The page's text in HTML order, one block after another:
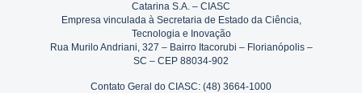
Catarina S.A. – CIASC
Empresa vinculada à Secretaria de Estado da Ciência,
Tecnologia e Inovação
Rua Murilo Andriani, 327 – Bairro Itacorubi – Florianópolis –
SC – CEP 88034-902
Contato Geral do CIASC: (48) 3664-1000